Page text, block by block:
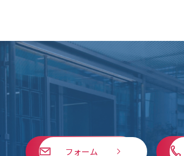
フォーム